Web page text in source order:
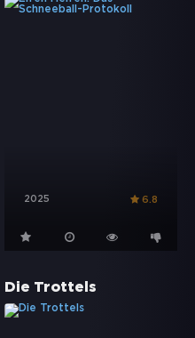
2025 6.8
Die Trottels